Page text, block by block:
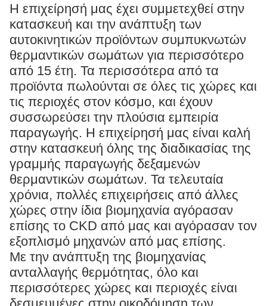
Η επιχείρησή μας έχει συμμετεχθεί στην
κατασκευή και την ανάπτυξη των
αυτοκινητικών προϊόντων συμπυκνωτών
θερμαντικών σωμάτων για περισσότερο
από 15 έτη. Τα περισσότερα από τα
προϊόντα πωλούνται σε όλες τις χώρες και
τις περιοχές στον κόσμο, και έχουν
συσσωρεύσει την πλούσια εμπειρία
παραγωγής. Η επιχείρησή μας είναι καλή
στην κατασκευή όλης της διαδικασίας της
γραμμής παραγωγής δεξαμενών
θερμαντικών σωμάτων. Τα τελευταία
χρόνια, πολλές επιχειρήσεις από άλλες
χώρες στην ίδια βιομηχανία αγόρασαν
επίσης το CKD από μας και αγόρασαν τον
εξοπλισμό μηχανών από μας επίσης.
Με την ανάπτυξη της βιομηχανίας
ανταλλαγής θερμότητας, όλο και
περισσότερες χώρες και περιοχές είναι